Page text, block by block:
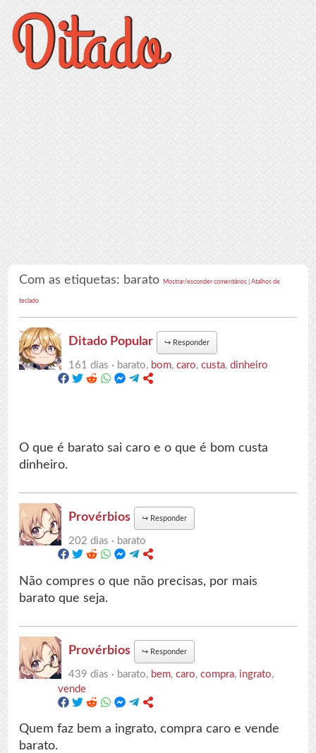
Com as etiquetas: baratoMostrar/esconder comentários |Atalhos de
teclado
Ditado Popular ↪ Responder
161 dias · barato, bom,caro,custa,dinheiro
O que é barato sai caro e o que é bom custa
dinheiro.
Provérbios ↪ Responder
202 dias · barato
Não compres o que não precisas, por mais
barato que seja.
Provérbios ↪ Responder
439 dias · barato, bem,caro,compra, ingrato,
vende
Quem faz bem a ingrato, compra caro e vende
barato.